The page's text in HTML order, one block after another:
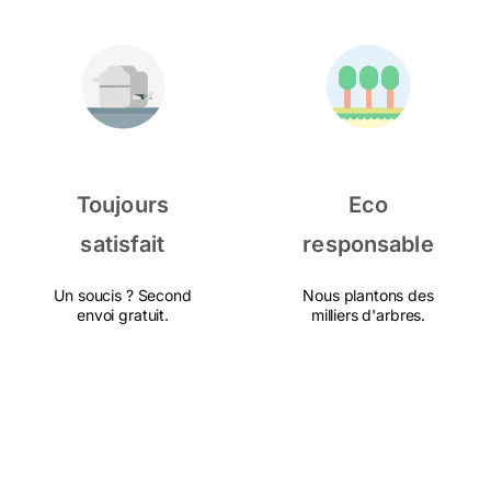
Toujours
satisfait
Un soucis ? Second
envoi gratuit.
Eco
responsable
Nous plantons des
milliers d'arbres.